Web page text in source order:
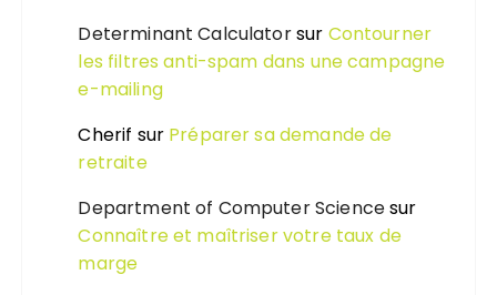
Determinant Calculatorsur Contourner
les filtres anti-spam dans une campagne
e-mailing
Cherif sur Préparer sa demande de
retraite
Department of Computer Sciencesur
Connaître et maîtriser votre taux de
marge